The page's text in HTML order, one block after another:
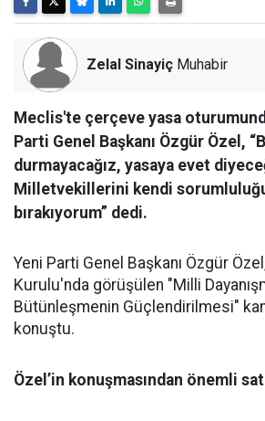
Zelal Sinayiç Muhabir
Meclis'te çerçeve yasa
Parti Genel Başkanı Özgür Özel,
durmayacağız, yasaya evet
Milletvekillerini kendi
bırakıyorum” dedi.
Yeni Parti Genel Başkanı Özgür
Kurulu'nda görüşülen "Milli
Bütünleşmenin Güçlendirilmesi"
konuştu.
Özel’in konuşmasından önemli